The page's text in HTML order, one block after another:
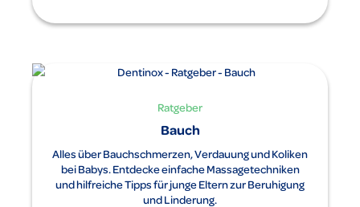
Ratgeber
Bauch
Alles über Bauchschmerzen, Verdauung und Koliken
bei Babys. Entdecke einfache Massagetechniken
und hilfreiche Tipps für junge Eltern zur Beruhigung
und Linderung.